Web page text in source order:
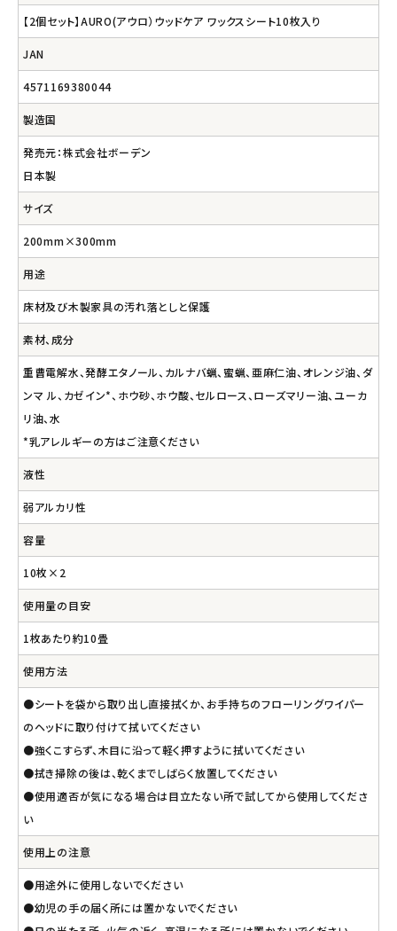
ようこそ ゲスト 様
meeting_room ログイン
【2個セット】AURO(アウロ）ウッドケア ワックスシート10枚入り
JAN
4571169380044
製造国
発売元：株式会社ボーデン
日本製
サイズ
200mm×300mm
用途
床材及び木製家具の汚れ落としと保護
素材、成分
重曹電解水、発酵エタノール、カルナバ蝋、蜜蝋、亜麻仁油、オレンジ油、ダ
ンマ ル、カゼイン*、ホウ砂、ホウ酸、セルロース、ローズマリー油、ユーカ
リ油、水
*乳アレルギーの方はご注意ください
液性
弱アルカリ性
容量
10枚×2
使用量の目安
1枚あたり約10畳
使用方法
●シートを袋から取り出し直接拭くか、お手持ちのフローリングワイパー
のヘッドに取り付けて拭いてください
●強くこすらず、木目に沿って軽く押すように拭いてください
●拭き掃除の後は、乾くまでしばらく放置してください
●使用適否が気になる場合は目立たない所で試してから使用してくださ
い
使用上の注意
●用途外に使用しないでください
●幼児の手の届く所には置かないでください